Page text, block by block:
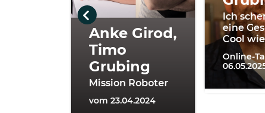
Anke Girod,
Timo
Grubing
Mission Roboter
vom 23.04.2024
Ich
eine
Cool
Online-